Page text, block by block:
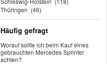
Thüringen (46)
Häufig gefragt
Worauf sollte ich beim Kauf eines
gebrauchten Mercedes Sprinter
achten?